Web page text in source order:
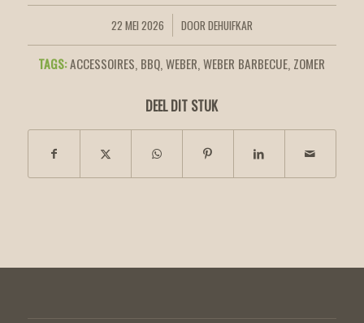
22 MEI 2026
/ DOORDEHUIFKAR
TAGS:ACCESSOIRES, BBQ,WEBER,WEBER BARBECUE, ZOMER
DEEL DIT STUK